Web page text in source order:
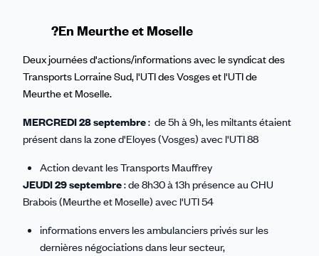
?En Meurthe et Moselle
Deux journées d'actions/informations avec le syndicat des
Transports Lorraine Sud, l'UTI des Vosges et l'UTI de
Meurthe et Moselle.
MERCREDI 28 septembre: de 5h à 9h, les miltants étaient
présent dans la zone d'Eloyes (Vosges) avec l'UTI 88
Action devant les Transports Mauffrey
JEUDI 29 septembre: de 8h30 à 13h présence au CHU
Brabois (Meurthe et Moselle) avec l'UTI 54
informations envers les ambulanciers privés sur les
dernières négociations dans leur secteur,